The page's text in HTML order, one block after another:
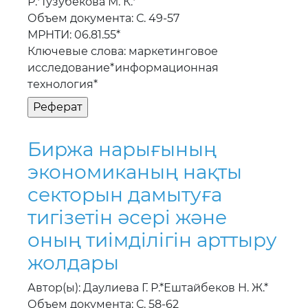
Объем документа: С. 49-57
МРНТИ: 06.81.55*
Ключевые слова: маркетинговое
исследование*информационная
технология*
Биржа нарығының
экономиканың нақты
секторын дамытуға
тигiзетiн әсерi және
оның тиiмдiлiгiн арттыру
жолдары
Автор(ы): Даулиева Г. Р.*Ештайбеков Н. Ж.*
Объем документа: С. 58-62